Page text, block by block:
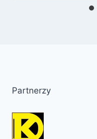
Partnerzy